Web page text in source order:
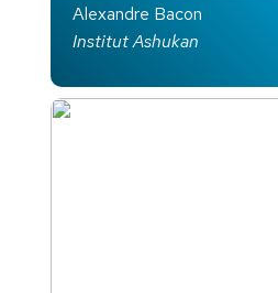
Alexandre Bacon
Institut Ashukan